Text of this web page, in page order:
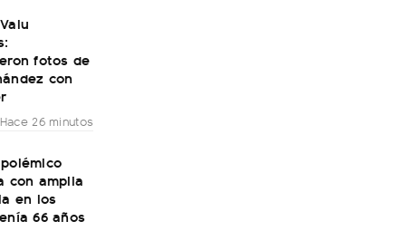
fotos de
con
Hace 26 minutos
con amplia
en los
66 años